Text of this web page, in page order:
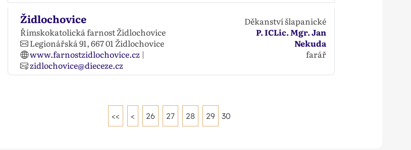
Židlochovice
Římskokatolická farnost Židlochovice
Legionářská 91,667 01 Židlochovice
www.farnostzidlochovice.cz|
zidlochovice@dieceze.cz
Děkanství šlapanické
P. ICLic. Mgr. Jan
Nekuda
farář
<< < 26 27 28 29 30